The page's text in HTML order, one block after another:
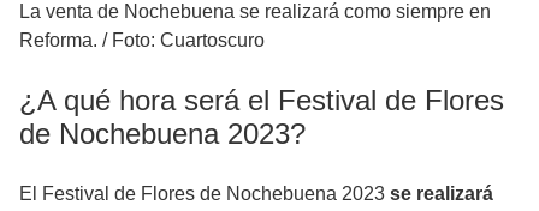
La venta de Nochebuena se realizará como siempre en
Reforma. / Foto: Cuartoscuro
¿A qué hora será el Festival de Flores
de Nochebuena 2023?
El Festival de Flores de Nochebuena 2023 se realizará